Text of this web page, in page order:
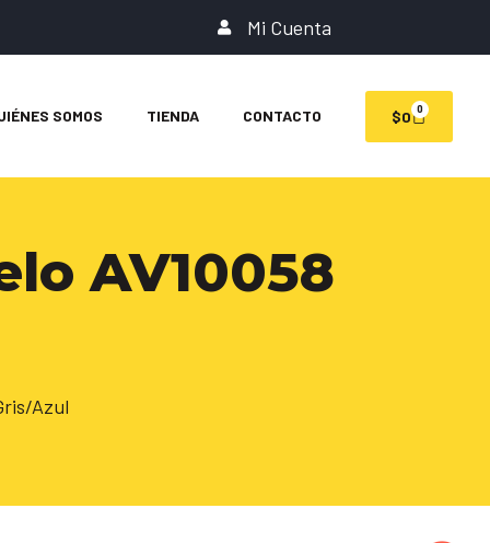
Mi Cuenta
SOMOS TIENDA CONTACTO $0 0
AV10058
Azul